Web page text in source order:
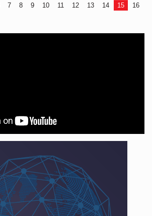
7 8 9 10 11 12 13 14 15
16